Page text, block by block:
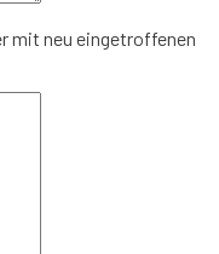
mit neu eingetroffenen